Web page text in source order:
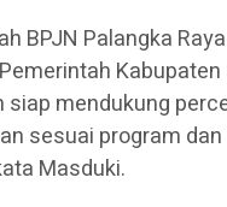
BPJN Palangka
siap mendukung
sesuai program
Masduki.